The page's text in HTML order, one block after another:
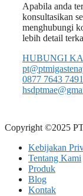
Apabila anda
konsultasikan
menghubungi
lebih detail
HUBUNGI
0877 7643 7491
Copyright ©2025
Kebijakan
Tentang Kami
Produk
Blog
Kontak